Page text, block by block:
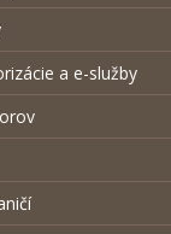
a e-služby